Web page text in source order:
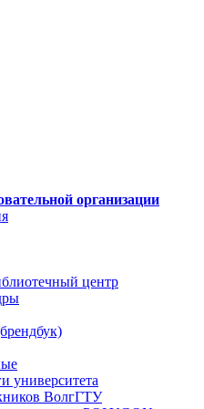
организации
центр
университета
ВолгГТУ